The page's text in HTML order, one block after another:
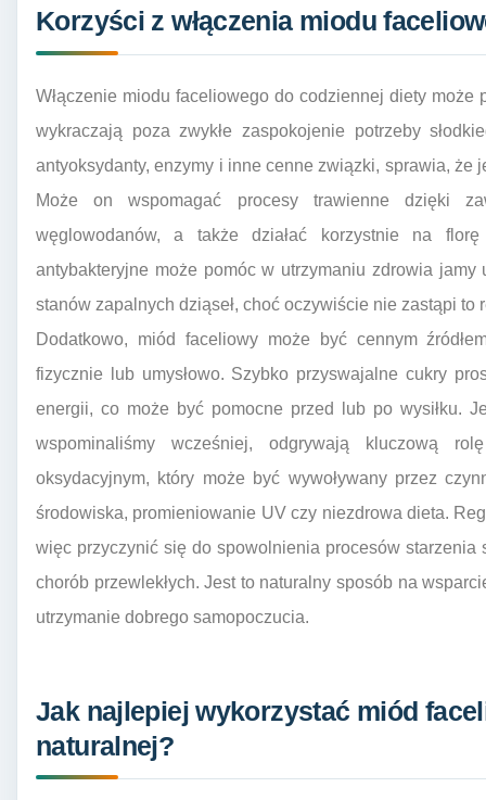
Korzyści z włączenia miodu
Włączenie miodu faceliowego do codziennej diety może
wykraczają poza zwykłe zaspokojenie potrzeby
antyoksydanty, enzymy i inne cenne związki, sprawia, że
Może on wspomagać procesy trawienne dzięki
węglowodanów, a także działać korzystnie na
antybakteryjne może pomóc w utrzymaniu zdrowia
stanów zapalnych dziąseł, choć oczywiście nie zastąpi to
Dodatkowo, miód faceliowy może być cennym
fizycznie lub umysłowo. Szybko przyswajalne cukry
energii, co może być pomocne przed lub po wysiłku.
wspominaliśmy wcześniej, odgrywają kluczową
oksydacyjnym, który może być wywoływany przez
środowiska, promieniowanie UV czy niezdrowa dieta.
więc przyczynić się do spowolnienia procesów
chorób przewlekłych. Jest to naturalny sposób na
utrzymanie dobrego samopoczucia.
Jak najlepiej wykorzystać miód
naturalnej?